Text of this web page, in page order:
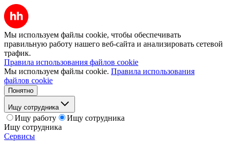
Мы используем файлы cookie, чтобы обеспечивать
правильную работу нашего веб-сайта и анализировать сетевой
трафик.
Правила использования файлов cookie
Мы используем файлы cookie. Правила использования
файлов cookie
Понятно
Ищу сотрудника
Ищу работу
Ищу сотрудника
Ищу сотрудника
Сервисы